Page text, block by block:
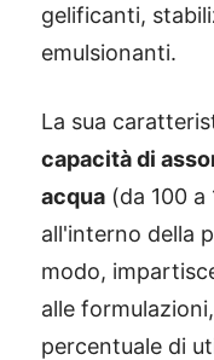
gelificanti,
emulsionanti.
La sua
capacità di
acqua (da 100 a
all'interno della
modo,
alle
percentuale di